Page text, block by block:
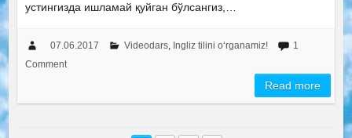
устингизда ишламай қуйган бўлсангиз,…
07.06.2017 Videodars, Ingliz tilini o‘rganamiz!
1
Comment
Read more